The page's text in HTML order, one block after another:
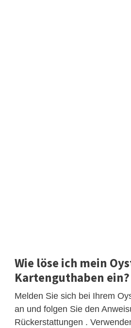
Wie löse ich mein
Kartenguthaben ein?
Melden Sie sich bei Ihrem
an und folgen Sie den
Rückerstattungen .